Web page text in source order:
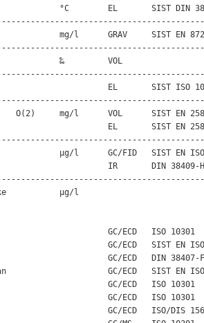
°C        EL       SIST DIN
mg/l      GRAV     SIST
‰         VOL
EL       SIST ISO
O(2)     mg/l      VOL      SIST EN
EL       SIST EN
µg/l      GC/FID   SIST EN
IR       DIN 38409-
µg/l
GC/ECD   ISO 10301
GC/ECD   SIST EN ISO
GC/ECD   DIN 38407-
GC/ECD   SIST EN ISO
GC/ECD   ISO 10301
GC/ECD   ISO 10301
GC/ECD   ISO/DIS